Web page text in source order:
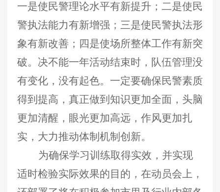
一是使民警理论水平有新提升；二是使民
警执法能力有新增强；三是使民警执法形
象有新改善；四是使场所整体工作有新突
破。决不能一年活动结束时，队伍管理没
有变化，没有起色。一定要确保民警素质
得到提高，真正做到知识更加全面，头脑
更加清醒，眼光更加高远，作风更加扎
实，大力推动体制机制创新。
为确保学习训练取得实效，并实现
适时检验实际效果的目的，在动员会上，